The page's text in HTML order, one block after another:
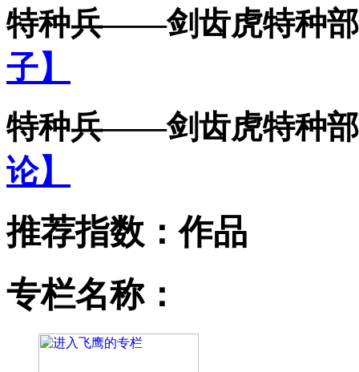
特种兵——剑齿虎特种
子】
特种兵——剑齿虎特种
论】
推荐指数：作品
专栏名称：